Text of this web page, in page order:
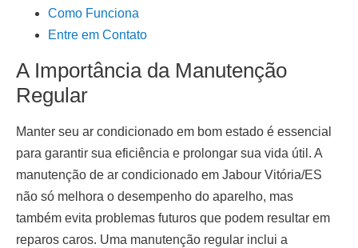
Como Funciona
Entre em Contato
A Importância da Manutenção
Regular
Manter seu ar condicionado em bom estado é essencial
para garantir sua eficiência e prolongar sua vida útil. A
manutenção de ar condicionado em Jabour Vitória/ES
não só melhora o desempenho do aparelho, mas
também evita problemas futuros que podem resultar em
reparos caros. Uma manutenção regular inclui a